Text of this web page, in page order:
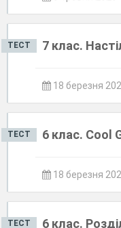
ТЕСТ 7 клас.
18 березня
ТЕСТ 6 клас. Cool
18 березня
ТЕСТ
6 клас.